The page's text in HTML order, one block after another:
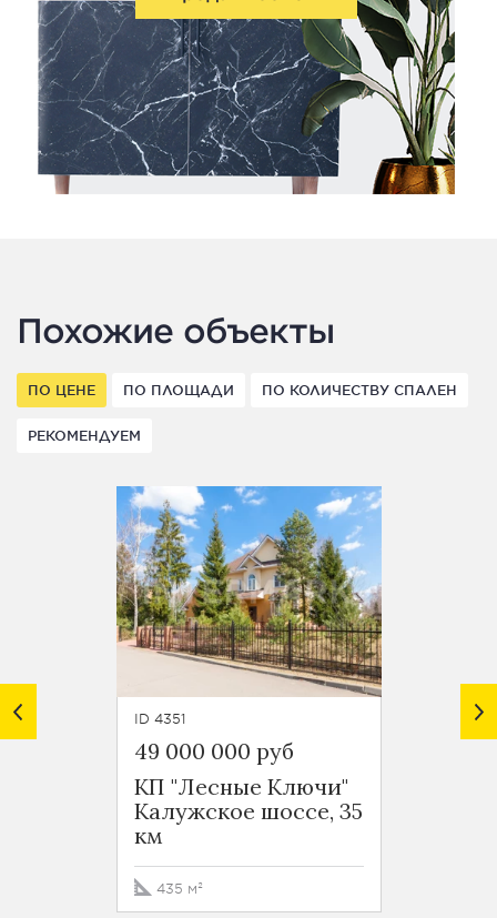
Похожие объекты
ПО ЦЕНЕ ПО ПЛОЩАДИ ПО КОЛИЧЕСТВУ СПАЛЕН
РЕКОМЕНДУЕМ
ID 4351
49 000 000 руб
КП "Лесные Ключи"
Калужское шоссе, 35
км
435 м²
ID 7158